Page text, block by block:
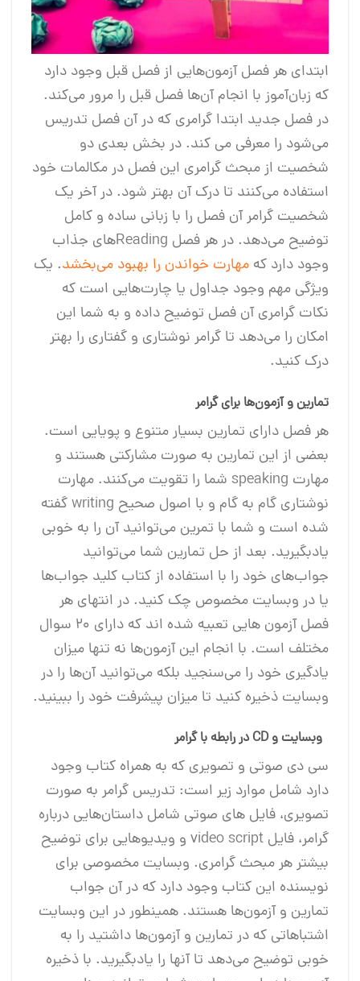
ابتدای هر فصل آزمون‌هایی از فصل قبل وجود دارد
که زبان‌آموز با انجام آن‌ها فصل قبل را مرور می‌کند.
در فصل جدید ابتدا گرامری که در آن فصل تدریس
می‌شود را معرفی می کند. در بخش بعدی دو
شخصیت از مبحث گرامری این فصل در مکالمات خود
استفاده می‌کنند تا درک آن بهتر شود. در آخر یک
شخصیت گرامر آن فصل را با زبانی ساده و کامل
توضیح می‌دهد. در هر فصل Reading‌های جذاب
وجود دارد که مهارت خواندن را بهبود می‌بخشد. یک
ویژگی مهم وجود جداول یا چارت‌هایی است که
نکات گرامری آن فصل توضیح داده و به شما این
امکان را می‌دهد تا گرامر نوشتاری و گفتاری را بهتر
درک کنید.
تمارین و آزمون‌ها برای گرامر
هر فصل دارای تمارین بسیار متنوع و پویایی است.
بعضی از این تمارین به صورت مشارکتی هستند و
مهارت speaking شما را تقویت می‌کنند. مهارت
نوشتاری گام به گام و با اصول صحیح writing گفته
شده است و شما با تمرین می‌توانید آن را به خوبی
یاد‌بگیرید. بعد از حل تمارین شما می‌توانید
جواب‌های خود را با استفاده از کتاب کلید جواب‌ها
یا در وبسایت مخصوص چک کنید. در انتهای هر
فصل آزمون هایی تعبیه شده اند که دارای ۲۰ سوال
مختلف است. با انجام این آزمون‌ها نه تنها میزان
یادگیری خود را می‌سنجید بلکه می‌توانید آن‌ها را در
وبسایت ذخیره کنید تا میزان پیشرفت خود را ببینید.
وبسایت و CD در رابطه با گرامر
سی دی صوتی و تصویری که به همراه کتاب وجود
دارد شامل موارد زیر است: تدریس گرامر به صورت
تصویری، فایل های صوتی شامل داستان‌هایی درباره
گرامر، فایل video script و ویدیوهایی برای توضیح
بیشتر هر مبحث گرامری. وبسایت مخصوصی برای
نویسنده این کتاب وجود دارد که در آن جواب
تمارین و آزمون‌ها هستند. همینطور در این وبسایت
اشتباهاتی که در تمارین و آزمون‌ها داشتید را به
خوبی توضیح می‌دهد تا آنها را یاد‌بگیرید. با ذخیره